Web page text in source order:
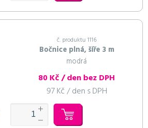
č. produktu 1116
Bočnice plná, šíře 3 m
modrá
80 Kč / den bez DPH
97 Kč / den s DPH